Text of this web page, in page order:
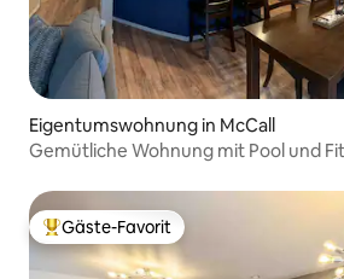
Eigentumswohnung in McCall
Gemütliche Wohnung mit Pool und
Beliebter Gäste-Favorit.
Gäste-Favorit